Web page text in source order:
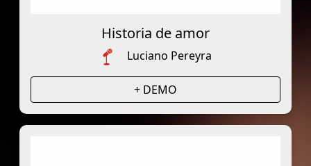
Historia de amor
Luciano Pereyra
+ DEMO